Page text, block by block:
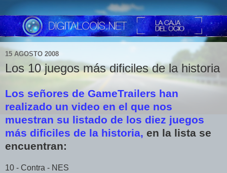
15 AGOSTO 2008
Los 10 juegos más dificiles de la historia
Los señores de GameTrailers han
realizado un video en el que nos
muestran su listado de los diez juegos
más dificiles de la historia, en la lista se
encuentran:
10 - Contra - NES